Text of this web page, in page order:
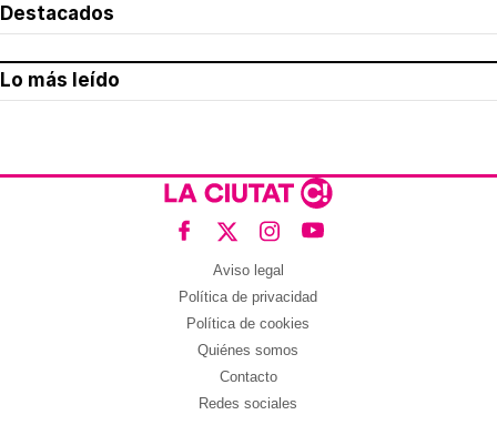
Destacados
Lo más leído
Aviso legal
Política de privacidad
Política de cookies
Quiénes somos
Contacto
Redes sociales